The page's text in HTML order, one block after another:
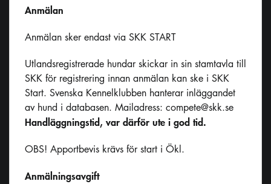
Anmälan
Anmälan sker endast via SKK START
Utlandsregistrerade hundar skickar in sin stamtavla till
SKK för registrering innan anmälan kan ske i SKK
Start. Svenska Kennelklubben hanterar inläggandet
av hund i databasen. Mailadress: compete@skk.se
Handläggningstid, var därför ute i god tid.
OBS! Apportbevis krävs för start i Ökl.
Anmälningsavgift